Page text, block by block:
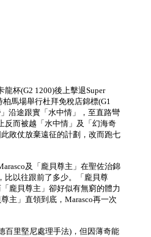
杯(G2 1200)後上擊退Super
馬場舉行杜拜免稅店錦標(G1
沿途跟實「水中情」，至直路彎
反而被越「水中情」及「幻海奇
敗仗放棄遠征的計劃，改而跑七
及「龐貝尊主」在聖佐治錦
比以往跟前了多少。「龐貝尊
龐貝尊主」卻好似有無窮的體力
主」直領到底，Marasco再一次
百里堅尼處理手法)，但因薄奇能